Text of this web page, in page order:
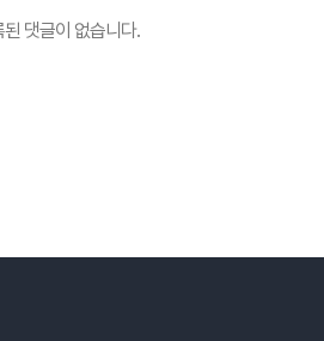
된 댓글이 없습니다.